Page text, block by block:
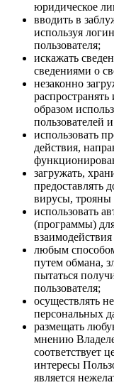
юридическое
вводить в
используя
пользователя;
искажать
сведениями о
незаконно
образом
пользователей
использовать
действия,
загружать,
предоставлять
вирусы, трояны
использовать
(программы)
любым
путем обмана,
пытаться
пользователя;
осуществлять
персональных
размещать
мнению
соответствует
интересы
является